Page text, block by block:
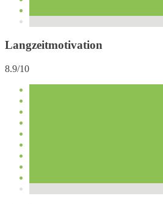
Langzeitmotivation
8.9/10